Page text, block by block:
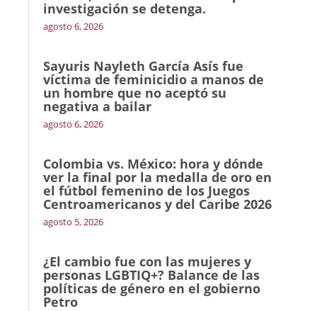
investigación se detenga.
agosto 6, 2026
Sayuris Nayleth García Asís fue
víctima de feminicidio a manos de
un hombre que no aceptó su
negativa a bailar
agosto 6, 2026
Colombia vs. México: hora y dónde
ver la final por la medalla de oro en
el fútbol femenino de los Juegos
Centroamericanos y del Caribe 2026
agosto 5, 2026
¿El cambio fue con las mujeres y
personas LGBTIQ+? Balance de las
políticas de género en el gobierno
Petro